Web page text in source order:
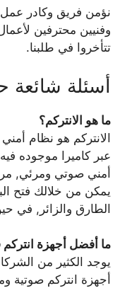
نؤمن فريق وكادر
وفنيين محترفين
تتأخروا في طلبنا.
أسئلة شائعة
ما هو الانتركم؟
الانتركم هو نظام أمني
عبر كاميرا موجوده
أمني صوتي ومرئي,
يمكن من خلالك فتح
الطارق والزائر, في
ما أفضل أجهزة
يوجد الكثير من
أجهزة انتركم صوتية